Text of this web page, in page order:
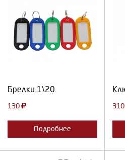
Брелки 1\20
130
Подробнее
Выберите количество: